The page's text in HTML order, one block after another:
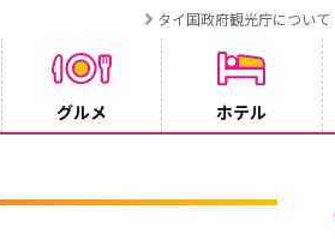
タイ国政府観光庁について
グルメ ホテル